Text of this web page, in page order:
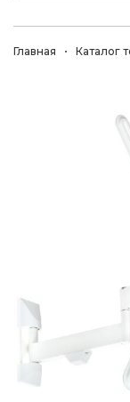
Главная Каталог